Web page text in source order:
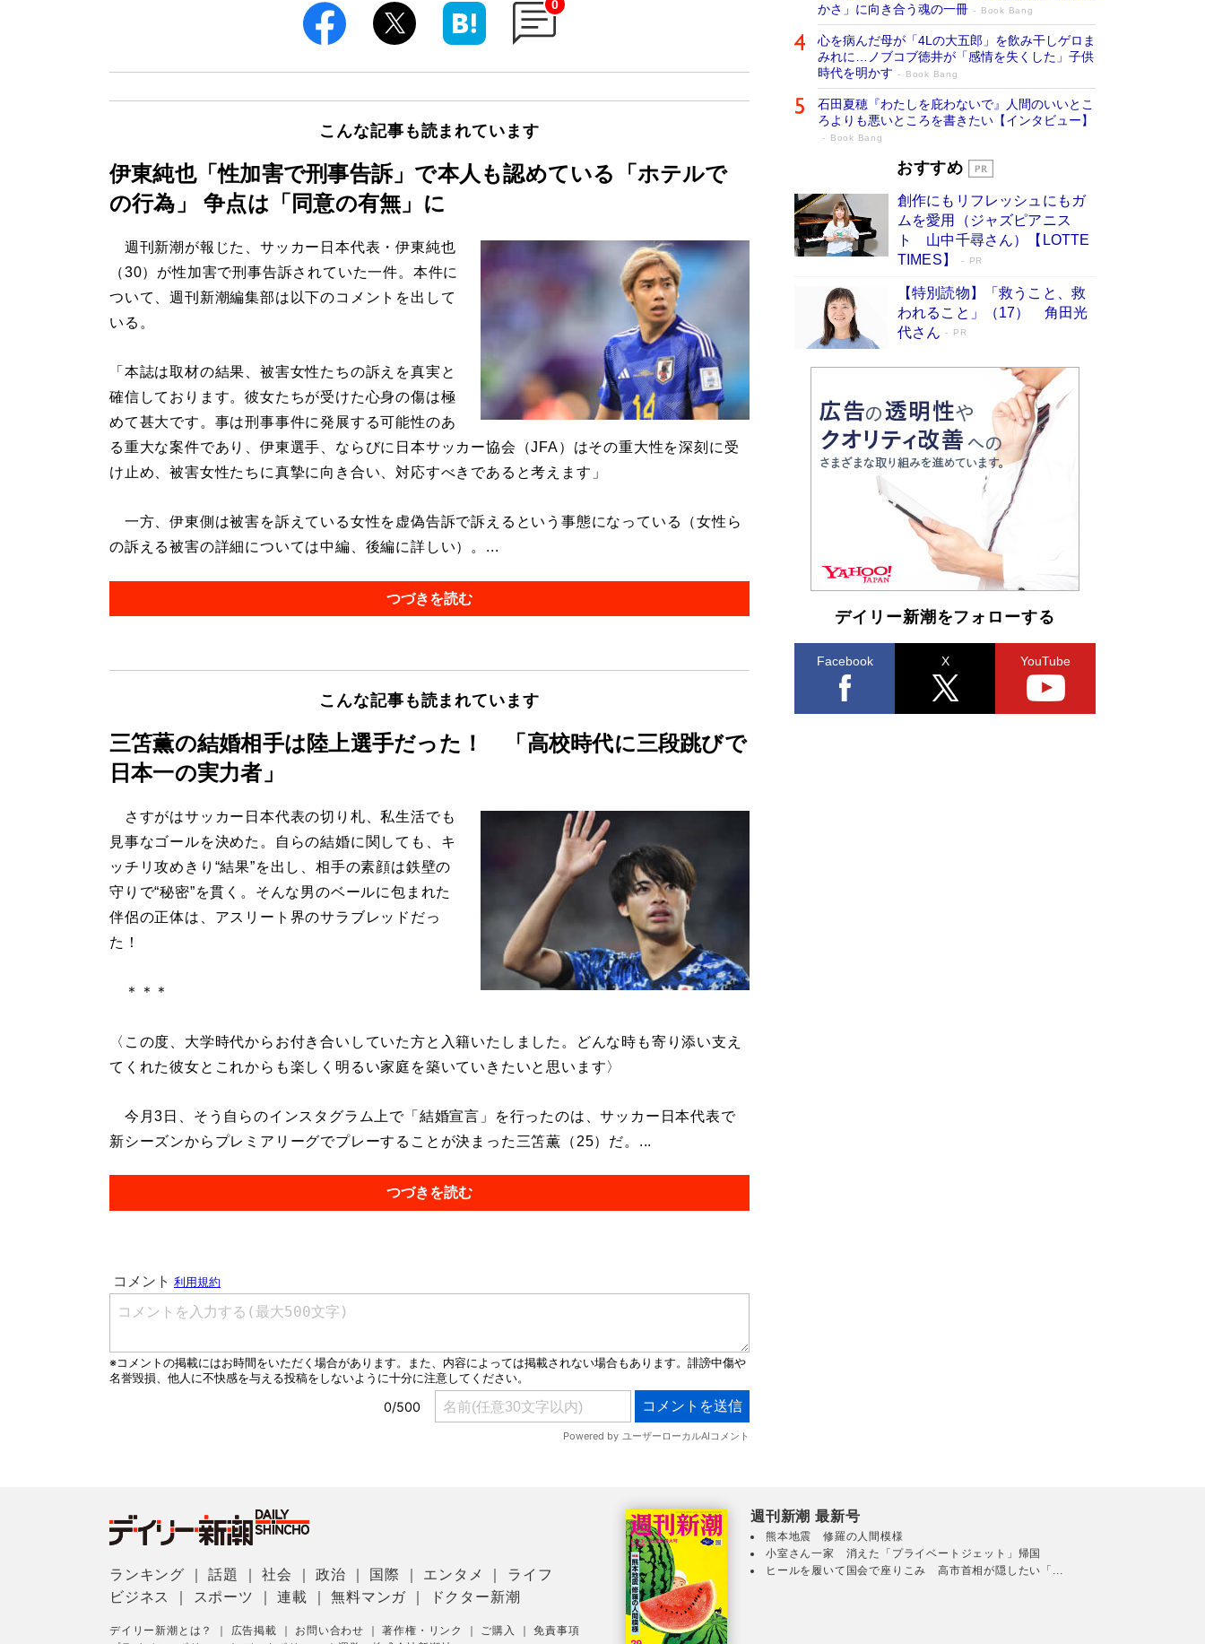
0
こんな記事も読まれています
伊東純也「性加害で刑事告訴」で本人も認めている「ホテルで
の行為」 争点は「同意の有無」に
週刊新潮が報じた、サッカー日本代表・伊東純也
（30）が性加害で刑事告訴されていた一件。本件に
ついて、週刊新潮編集部は以下のコメントを出して
いる。
「本誌は取材の結果、被害女性たちの訴えを真実と
確信しております。彼女たちが受けた心身の傷は極
めて甚大です。事は刑事事件に発展する可能性のあ
る重大な案件であり、伊東選手、ならびに日本サッカー協会（JFA）はその重大性を深刻に受
け止め、被害女性たちに真摯に向き合い、対応すべきであると考えます」
一方、伊東側は被害を訴えている女性を虚偽告訴で訴えるという事態になっている（女性ら
の訴える被害の詳細については中編、後編に詳しい）。...
つづきを読む
こんな記事も読まれています
三笘薫の結婚相手は陸上選手だった！ 「高校時代に三段跳びで
日本一の実力者」
さすがはサッカー日本代表の切り札、私生活でも
見事なゴールを決めた。自らの結婚に関しても、キ
ッチリ攻めきり“結果”を出し、相手の素顔は鉄壁の
守りで“秘密”を貫く。そんな男のベールに包まれた
伴侶の正体は、アスリート界のサラブレッドだっ
た！
＊＊＊
〈この度、大学時代からお付き合いしていた方と入籍いたしました。どんな時も寄り添い支え
てくれた彼女とこれからも楽しく明るい家庭を築いていきたいと思います〉
今月3日、そう自らのインスタグラム上で「結婚宣言」を行ったのは、サッカー日本代表で
新シーズンからプレミアリーグでプレーすることが決まった三笘薫（25）だ。...
つづきを読む
かさ」に向き合う魂の一冊
Book Bang
心を病んだ母が「4Lの大五郎」を飲み干しゲロま
みれに…ノブコブ徳井が「感情を失くした」子供
時代を明かす
Book Bang
石田夏穂『わたしを庇わないで』人間のいいとこ
ろよりも悪いところを書きたい【インタビュー】
Book Bang
「叱って伸びるやつは、褒めたらもっと伸
た“人を育てるコツ”…芸への考え方を明か
す
Book Bang
「『火垂るの墓』は、大嘘である」原作者が抱き
続けた“自責の念”とは…「自己憐憫は描きたくな
い」監督が徹底的にこだわったこと（後編） #
戦争の記憶
Book Bang
美輪明宏 晩年の回答を集めた『ほほえんで生き
るための人生相談』がランクイン［エンターテイ
メントベストセラー］
Book Bang
「宇宙兄弟」最終46巻がベストセラー1位 宇宙
開発への関心を押し上げた18年の物語に幕 特装
版には「宇宙で描かれたマンガ」も収録
Book Bang
友近氏、絶賛！ 鎌倉を舞台に、孤独を抱えた
人々が新たな一歩を踏み出す連作短篇集『海のほ
とりのプラネット』試し読み
Book Bang
おすすめ
創作にもリフレッシュにもガ
ムを愛用（ジャズピアニス
ト 山中千尋さん）【LOTTE
TIMES】
PR
【特別読物】「救うこと、救
われること」（17） 角田光
代さん
PR
デイリー新潮をフォローする
Facebook X YouTube
ランキング ｜話題 ｜社会 ｜政治 国際 エンタメ
ライフ
ビジネス
スポーツ ｜連載 ｜無料マンガ ドクター新潮
デイリー新潮とは？ 広告掲載 お問い合わせ ｜著作権・リンク ご購入 ｜免責事項
週刊新潮 最新号
熊本地震 修羅の人間模様
小室さん一家 消えた「プライベートジェット」帰国
ヒールを履いて国会で座りこみ 高市首相が隠したい「...